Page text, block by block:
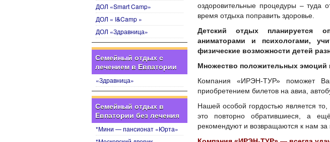
ДОЛ «Smart Camp»
ДОЛ « I&Camp »
ДОЛ «Здравница»
Семейный отдых с
лечением в Евпатории
«Здравница»
Семейный отдых в
Евпатории без лечения
*Мини — пансионат «Юрта»
оздоровительные процедуры – туда
время отдыха поправить здоровье.
Детский отдых планируется
аниматорами и психологами,
физические возможности детей
Множество положительных эмоций
Компания «ИРЭН-ТУР» поможет
приобретением билетов на авиа,
Нашей особой гордостью является
это повторно обратившиеся, а
рекомендуют и возвращаются к нам